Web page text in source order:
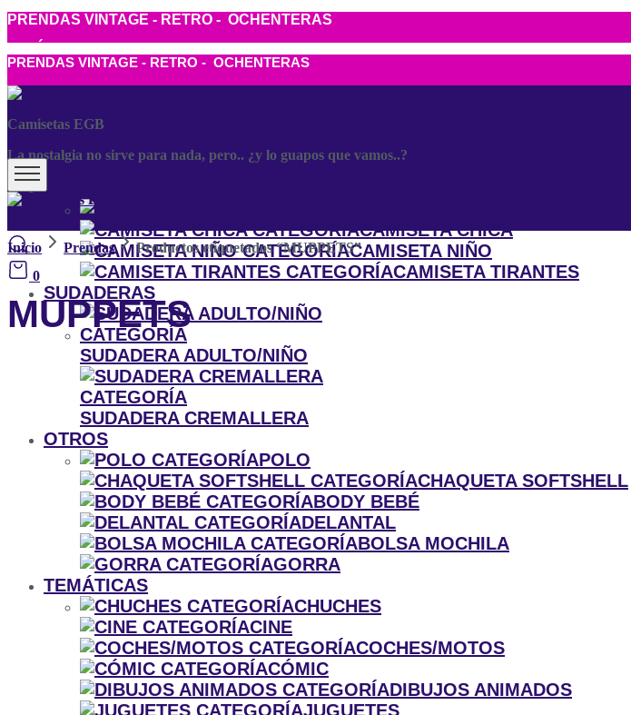
PRENDAS VINTAGE - RETRO - OCHENTERAS
PRENDAS VINTAGE - RETRO - OCHENTERAS
Camisetas EGB
La nostalgia no sirve para nada, pero.. ¿y lo guapos que vamos..?
CAMISETAS
CAMISETA CHICA
CAMISETA NIÑO
CAMISETA TIRANTES
SUDADERAS
SUDADERA ADULTO/NIÑO
SUDADERA CREMALLERA
OTROS
POLO
CHAQUETA SOFTSHELL
BODY BEBÉ
DELANTAL
BOLSA MOCHILA
GORRA
TEMÁTICAS
CHUCHES
CINE
COCHES/MOTOS
CÓMIC
DIBUJOS ANIMADOS
JUGUETES
0
Inicio Prendas Productos etiquetados “MUPPETS”
MUPPETS